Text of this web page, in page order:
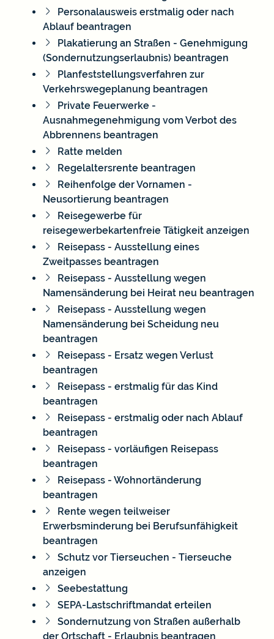
Personalausweis erstmalig oder nach
Ablauf beantragen
Plakatierung an Straßen - Genehmigung
(Sondernutzungserlaubnis) beantragen
Planfeststellungsverfahren zur
Verkehrswegeplanung beantragen
Private Feuerwerke -
Ausnahmegenehmigung vom Verbot des
Abbrennens beantragen
Ratte melden
Regelaltersrente beantragen
Reihenfolge der Vornamen -
Neusortierung beantragen
Reisegewerbe für
reisegewerbekartenfreie Tätigkeit anzeigen
Reisepass - Ausstellung eines
Zweitpasses beantragen
Reisepass - Ausstellung wegen
Namensänderung bei Heirat neu beantragen
Reisepass - Ausstellung wegen
Namensänderung bei Scheidung neu
beantragen
Reisepass - Ersatz wegen Verlust
beantragen
Reisepass - erstmalig für das Kind
beantragen
Reisepass - erstmalig oder nach Ablauf
beantragen
Reisepass - vorläufigen Reisepass
beantragen
Reisepass - Wohnortänderung
beantragen
Rente wegen teilweiser
Erwerbsminderung bei Berufsunfähigkeit
beantragen
Schutz vor Tierseuchen - Tierseuche
anzeigen
Seebestattung
SEPA-Lastschriftmandat erteilen
Sondernutzung von Straßen außerhalb
der Ortschaft - Erlaubnis beantragen